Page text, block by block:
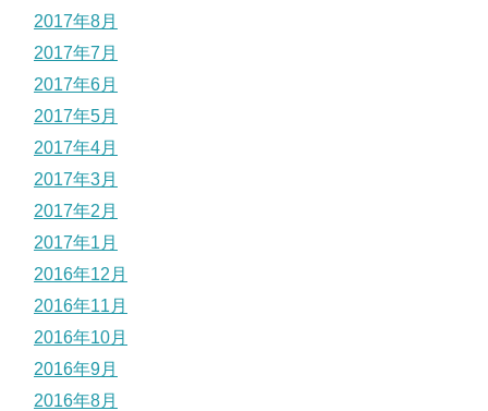
2017年8月
2017年7月
2017年6月
2017年5月
2017年4月
2017年3月
2017年2月
2017年1月
2016年12月
2016年11月
2016年10月
2016年9月
2016年8月